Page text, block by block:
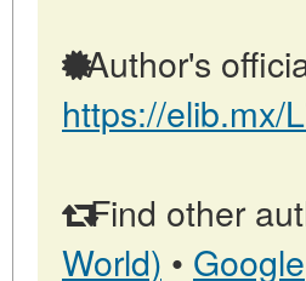
Author's
https://elib.mx/
Find other
World) • Google